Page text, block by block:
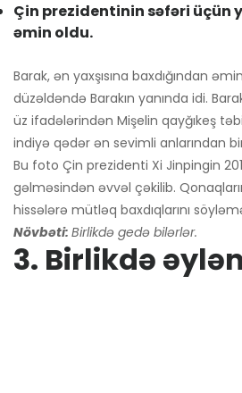
Çin prezidentinin səfəri üçün
əmin oldu.
Barak, ən yaxşısına baxdığından
düzəldəndə Barakın yanında idi.
üz ifadələrindən Mişelin qayğıkeş
indiyə qədər ən sevimli anlarından
Bu foto Çin prezidenti Xi Jinpingin
gəlməsindən əvvəl çəkilib.
hissələrə mütləq baxdıqlarını
Növbəti: Birlikdə gedə bilərlər.
3. Birlikdə